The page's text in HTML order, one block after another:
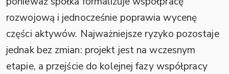
rozwojową i jednocześnie poprawia wycenę
części aktywów. Najważniejsze ryzyko pozostaje
jednak bez zmian: projekt jest na wczesnym
etapie, a przejście do kolejnej fazy współpracy